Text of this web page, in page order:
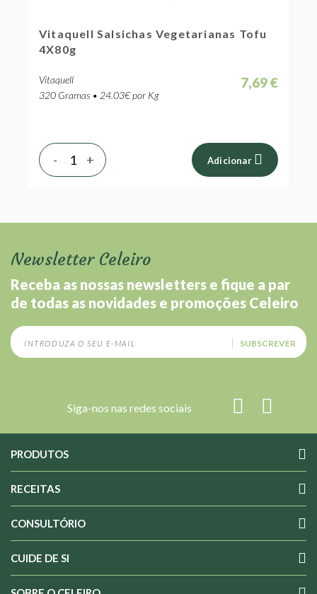
Vitaquell Salsichas Vegetarianas Tofu
4X80g
Vitaquell
320 Gramas • 24.03€ por Kg
7,69 €
+
- Adicionar
Newsletter Celeiro
Receba as nossas newsletters e fique a par
de todas as novidades e promoções Celeiro
SUBSCREVER
Siga-nos nas redes sociais
PRODUTOS
RECEITAS
CONSULTÓRIO
CUIDE DE SI